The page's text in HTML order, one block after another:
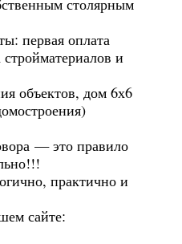
столярным
первая оплата
стройматериалов и
объектов, дом 6х6
— это правило
практично и
сайте: